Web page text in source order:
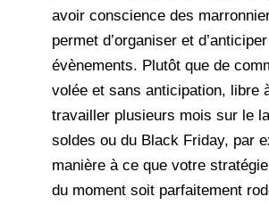
avoir conscience des
permet d’organiser et
évènements. Plutôt que de
volée et sans anticipation, libre
travailler plusieurs mois sur le
soldes ou du Black Friday, par
manière à ce que votre
du moment soit parfaitement